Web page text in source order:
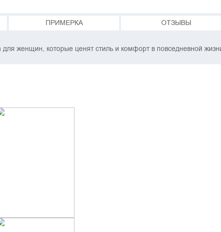
ПРИМЕРКА ОТЗЫВЫ
женщин, которые ценят стиль и комфорт в повседневной